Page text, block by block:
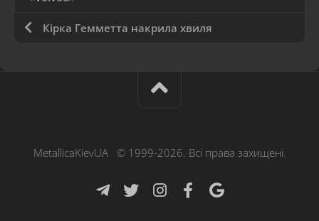
Кірка Гемметта накрила хвиля
MetallicaKievUA © 1999-2026. Всі права захищені.